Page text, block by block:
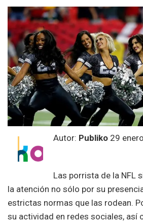
Autor: Publiko 29
Las porrista de la NFL
la atención no sólo por su
estrictas normas que las rodean.
su actividad en redes sociales, así